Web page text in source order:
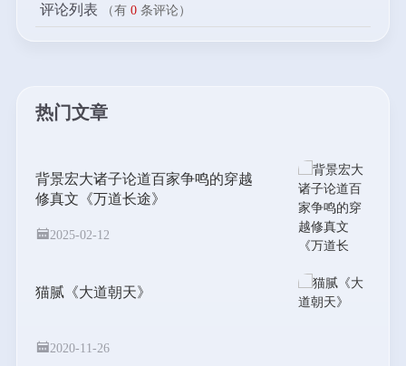
评论列表 （有 0条评论）
热门文章
背景宏大诸子论道百家争鸣的穿越
修真文《万道长途》
2025-02-12
猫腻《大道朝天》
2020-11-26